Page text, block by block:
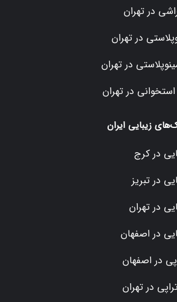
در تهران
در تهران
در تهران
در تهران
زیبایی ایران
در کرج
در تبریز
در تهران
در اصفهان
در اصفهان
در تهران